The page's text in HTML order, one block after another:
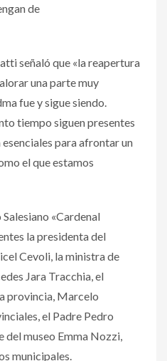
de
señaló que «la reapertura
una parte muy
fue y sigue siendo.
tiempo siguen presentes
esenciales para afrontar un
el que estamos
«Cardenal
la presidenta del
Cevoli, la ministra de
Jara Tracchia, el
provincia, Marcelo
el Padre Pedro
del museo Emma Nozzi,
municipales.